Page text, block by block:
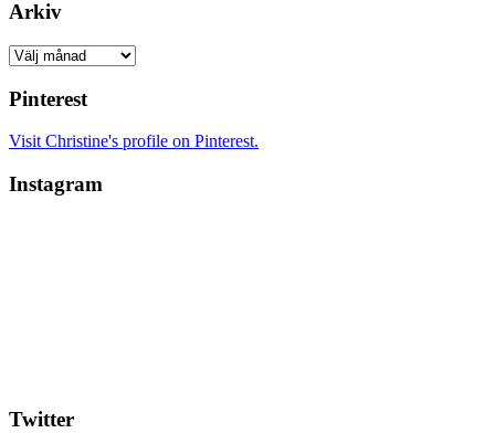
Arkiv
Arkiv
Pinterest
Visit Christine's profile on Pinterest.
Instagram
Twitter